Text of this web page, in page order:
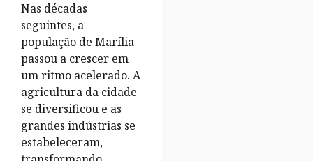
Nas décadas
seguintes, a
população de Marília
passou a crescer em
um ritmo acelerado. A
agricultura da cidade
se diversificou e as
grandes indústrias se
estabeleceram,